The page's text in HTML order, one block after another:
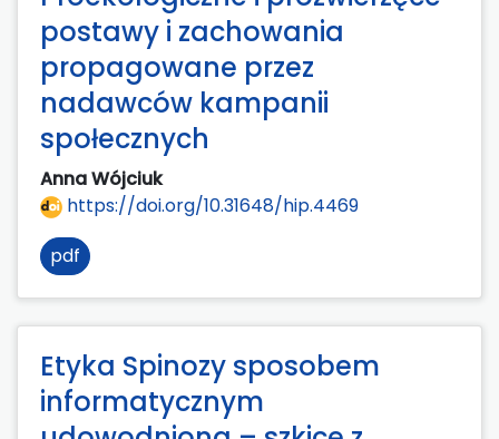
postawy i zachowania
propagowane przez
nadawców kampanii
społecznych
Anna Wójciuk
https://doi.org/10.31648/hip.4469
pdf
Etyka Spinozy sposobem
informatycznym